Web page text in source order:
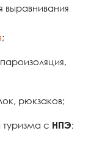
выравнивания
;
рюкзаков;
туризма с НПЭ;